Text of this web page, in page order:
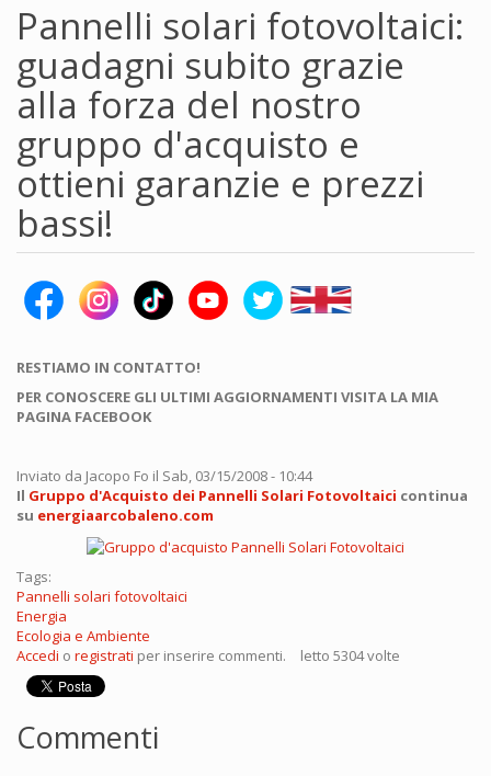
Pannelli solari fotovoltaici:
guadagni subito grazie
alla forza del nostro
gruppo d'acquisto e
ottieni garanzie e prezzi
bassi!
RESTIAMO IN CONTATTO!
PER CONOSCERE GLI ULTIMI AGGIORNAMENTI VISITA LA MIA
PAGINA FACEBOOK
Inviato da Jacopo Fo il Sab, 03/15/2008 - 10:44
Il Gruppo d'Acquisto dei Pannelli Solari Fotovoltaici continua
su energiaarcobaleno.com
Tags:
Pannelli solari fotovoltaici
Energia
Ecologia e Ambiente
Accedi o registrati per inserire commenti. letto 5304 volte
Commenti